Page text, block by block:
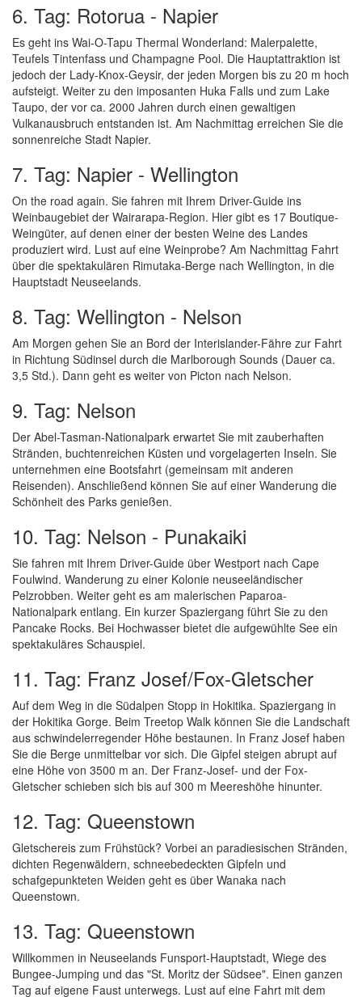
6. Tag: Rotorua - Napier
Es geht ins Wai-O-Tapu Thermal Wonderland: Malerpalette,
Teufels Tintenfass und Champagne Pool. Die Hauptattraktion ist
jedoch der Lady-Knox-Geysir, der jeden Morgen bis zu 20 m hoch
aufsteigt. Weiter zu den imposanten Huka Falls und zum Lake
Taupo, der vor ca. 2000 Jahren durch einen gewaltigen
Vulkanausbruch entstanden ist. Am Nachmittag erreichen Sie die
sonnenreiche Stadt Napier.
7. Tag: Napier - Wellington
On the road again. Sie fahren mit Ihrem Driver-Guide ins
Weinbaugebiet der Wairarapa-Region. Hier gibt es 17 Boutique-
Weingüter, auf denen einer der besten Weine des Landes
produziert wird. Lust auf eine Weinprobe? Am Nachmittag Fahrt
über die spektakulären Rimutaka-Berge nach Wellington, in die
Hauptstadt Neuseelands.
8. Tag: Wellington - Nelson
Am Morgen gehen Sie an Bord der Interislander-Fähre zur Fahrt
in Richtung Südinsel durch die Marlborough Sounds (Dauer ca.
3,5 Std.). Dann geht es weiter von Picton nach Nelson.
9. Tag: Nelson
Der Abel-Tasman-Nationalpark erwartet Sie mit zauberhaften
Stränden, buchtenreichen Küsten und vorgelagerten Inseln. Sie
unternehmen eine Bootsfahrt (gemeinsam mit anderen
Reisenden). Anschließend können Sie auf einer Wanderung die
Schönheit des Parks genießen.
10. Tag: Nelson - Punakaiki
Sie fahren mit Ihrem Driver-Guide über Westport nach Cape
Foulwind. Wanderung zu einer Kolonie neuseeländischer
Pelzrobben. Weiter geht es am malerischen Paparoa-
Nationalpark entlang. Ein kurzer Spaziergang führt Sie zu den
Pancake Rocks. Bei Hochwasser bietet die aufgewühlte See ein
spektakuläres Schauspiel.
11. Tag: Franz Josef/Fox-Gletscher
Auf dem Weg in die Südalpen Stopp in Hokitika. Spaziergang in
der Hokitika Gorge. Beim Treetop Walk können Sie die Landschaft
aus schwindelerregender Höhe bestaunen. In Franz Josef haben
Sie die Berge unmittelbar vor sich. Die Gipfel steigen abrupt auf
eine Höhe von 3500 m an. Der Franz-Josef- und der Fox-
Gletscher schieben sich bis auf 300 m Meereshöhe hinunter.
12. Tag: Queenstown
Gletschereis zum Frühstück? Vorbei an paradiesischen Stränden,
dichten Regenwäldern, schneebedeckten Gipfeln und
schafgepunkteten Weiden geht es über Wanaka nach
Queenstown.
13. Tag: Queenstown
Willkommen in Neuseelands Funsport-Hauptstadt, Wiege des
Bungee-Jumping und das "St. Moritz der Südsee". Einen ganzen
Tag auf eigene Faust unterwegs. Lust auf eine Fahrt mit dem